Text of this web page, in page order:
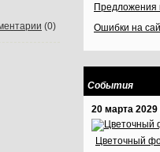
(0)
Предложения
Ошибки на
События
20 марта 2029
Цветочный